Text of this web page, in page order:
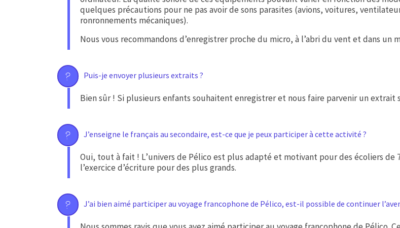
quelques précautions pour ne pas avoir de sons parasites (avions, voitures,
ronronnements mécaniques).
Nous vous recommandons d’enregistrer proche du micro, à l’abri du vent et dans un
Puis-je envoyer plusieurs extraits ?
Bien sûr ! Si plusieurs enfants souhaitent enregistrer et nous faire parvenir un extrait
J’enseigne le français au secondaire, est-ce que je peux participer à cette activité ?
Oui, tout à fait ! L’univers de Pélico est plus adapté et motivant pour des écoliers de
l’exercice d’écriture pour des plus grands.
J’ai bien aimé participer au voyage francophone de Pélico, est-il possible de continuer